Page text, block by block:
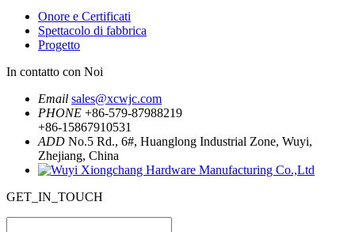
Onore e Certificati
Spettacolo di fabbrica
Progetto
In contatto con Noi
Email sales@xcwjc.com
PHONE +86-579-87988219
+86-15867910531
ADD No.5 Rd., 6#, Huanglong Industrial Zone, Wuyi,
Zhejiang, China
GET_IN_TOUCH